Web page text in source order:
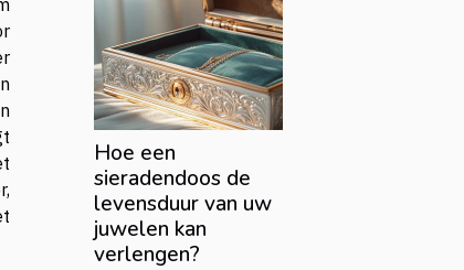
Hoe een
sieradendoos de
levensduur van uw
juwelen kan
verlengen?